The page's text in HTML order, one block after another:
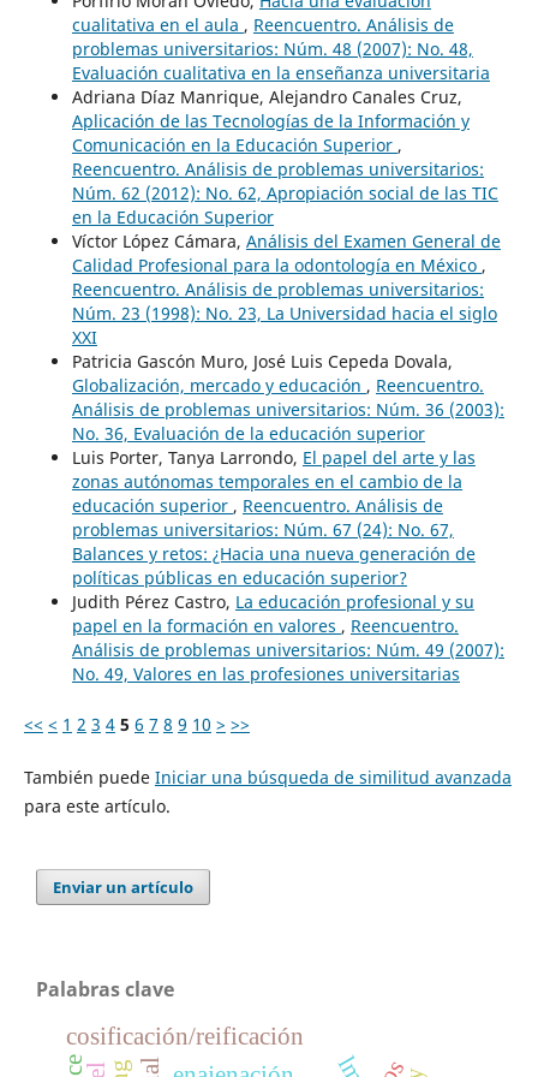
cualitativa en el aula , Reencuentro. Análisis de
problemas universitarios: Núm. 48 (2007): No. 48,
Evaluación cualitativa en la enseñanza universitaria
Adriana Díaz Manrique, Alejandro Canales Cruz,
Aplicación de las Tecnologías de la Información y
Comunicación en la Educación Superior ,
Reencuentro. Análisis de problemas universitarios:
Núm. 62 (2012): No. 62, Apropiación social de las TIC
en la Educación Superior
Víctor López Cámara, Análisis del Examen General de
Calidad Profesional para la odontología en México ,
Reencuentro. Análisis de problemas universitarios:
Núm. 23 (1998): No. 23, La Universidad hacia el siglo
XXI
Patricia Gascón Muro, José Luis Cepeda Dovala,
Globalización, mercado y educación , Reencuentro.
Análisis de problemas universitarios: Núm. 36 (2003):
No. 36, Evaluación de la educación superior
Luis Porter, Tanya Larrondo, El papel del arte y las
zonas autónomas temporales en el cambio de la
educación superior , Reencuentro. Análisis de
problemas universitarios: Núm. 67 (24): No. 67,
Balances y retos: ¿Hacia una nueva generación de
políticas públicas en educación superior?
Judith Pérez Castro, La educación profesional y su
papel en la formación en valores , Reencuentro.
Análisis de problemas universitarios: Núm. 49 (2007):
No. 49, Valores en las profesiones universitarias
<< < 1 2 3 4 5 6 7 8 9 10 > >>
También puede Iniciar una búsqueda de similitud avanzada
para este artículo.
Enviar un artículo
Palabras clave
cosificación/reificación